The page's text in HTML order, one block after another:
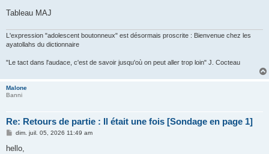
Tableau MAJ
L'expression "adolescent boutonneux" est désormais proscrite : Bienvenue chez les
ayatollahs du dictionnaire
"Le tact dans l'audace, c'est de savoir jusqu'où on peut aller trop loin" J. Cocteau
Malone
Banni
Re: Retours de partie : Il était une fois [Sondage en page 1]
M
s
dim. juil. 05, 2026 11:49 am
hello,